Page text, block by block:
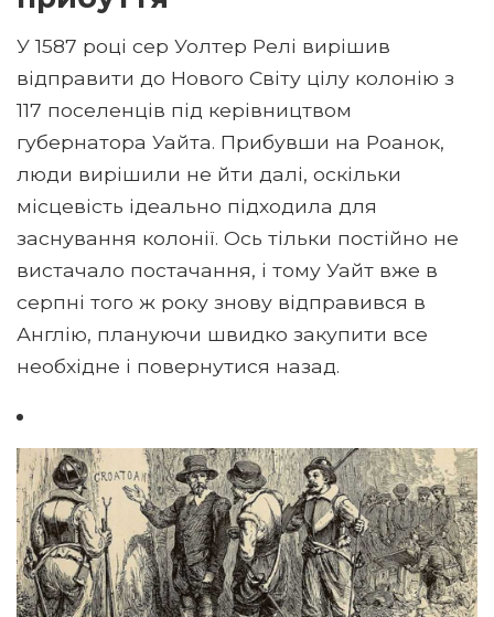
У 1587 році сер Уолтер Релі вирішив
відправити до Нового Світу цілу колонію з
117 поселенців під керівництвом
губернатора Уайта. Прибувши на Роанок,
люди вирішили не йти далі, оскільки
місцевість ідеально підходила для
заснування колонії. Ось тільки постійно не
вистачало постачання, і тому Уайт вже в
серпні того ж року знову відправився в
Англію, плануючи швидко закупити все
необхідне і повернутися назад.